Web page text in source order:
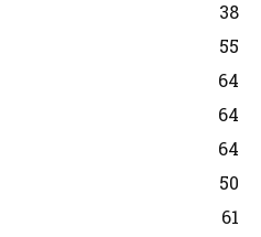
38
55
64
64
64
50
61